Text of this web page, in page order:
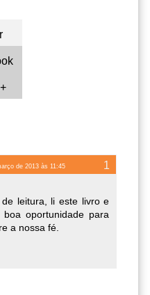
de 2013 às 11:45
de leitura, li este livro e
oportunidade para
a nossa fé.